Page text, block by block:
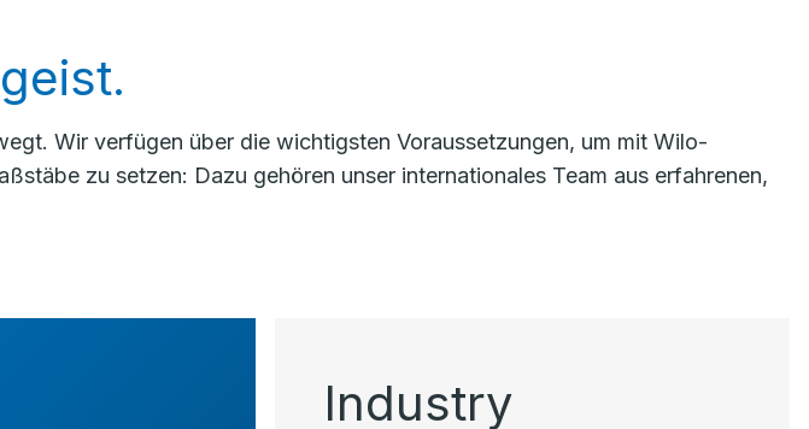
Wir verfügen über die wichtigsten Voraussetzungen, um mit Wilo-
zu setzen: Dazu gehören unser internationales Team aus erfahrenen,
Industry